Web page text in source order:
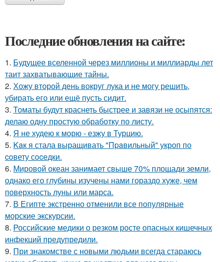
Последние обновления на сайте:
1. Будущее вселенной через миллионы и миллиарды лет
таит захватывающие тайны.
2. Хожу второй день вокруг лука и не могу решить,
убирать его или ещё пусть сидит.
3. Томаты будут краснеть быстрее и завязи не осыпятся:
делаю одну простую обработку по листу.
4. Я не худею к морю - езжу в Турцию.
5. Kaк я стала выращивать "Пpaвильный" укроп по
coвету сocедки.
6. Мировой океан занимает свыше 70% площади земли,
однако его глубины изучены нами гораздо хуже, чем
поверхность луны или марса.
7. В Египте экстренно отменили все популярные
морские экскурсии.
8. Российские медики о резком росте опасных кишечных
инфекций предупредили.
9. При знакомстве с новыми людьми всегда стараюсь